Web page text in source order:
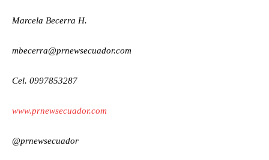
Marcela Becerra H.
mbecerra@prnewsecuador.com
Cel. 0997853287
www.prnewsecuador.com
@prnewsecuador